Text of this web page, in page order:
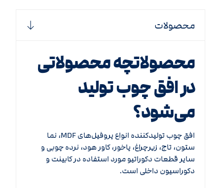
محصولات
محصولاتچه محصولاتی
در افق چوب تولید
می‌شود؟
افق چوب تولیدکننده انواع پروفیل‌های MDF، نما
ستون، تاج، زیرچراغ، پاخور، کاور هود، نرده چوبی و
سایر قطعات دکوراتیو مورد استفاده در کابینت و
دکوراسیون داخلی است.